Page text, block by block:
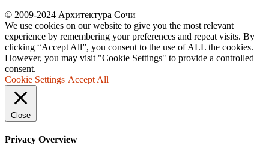
© 2009-2024 Архитектура Сочи
We use cookies on our website to give you the most relevant
experience by remembering your preferences and repeat visits. By
clicking “Accept All”, you consent to the use of ALL the cookies.
However, you may visit "Cookie Settings" to provide a controlled
consent.
Cookie Settings Accept All
Close
Privacy Overview